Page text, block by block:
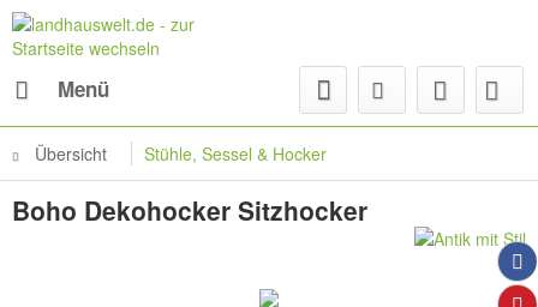
Menü
Übersicht Stühle, Sessel & Hocker
Boho Dekohocker Sitzhocker